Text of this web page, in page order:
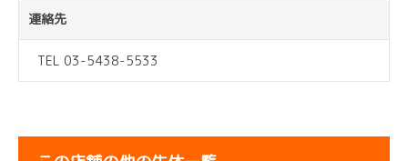
連絡先
TEL 03-5438-5533